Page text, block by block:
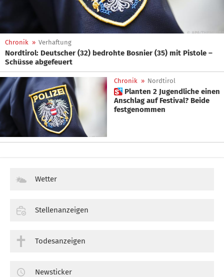
Chronik » Verhaftung
Nordtirol: Deutscher (32) bedrohte Bosnier (35) mit Pistole –
Schüsse abgefeuert
Chronik » Nordtirol
 Planten 2 Jugendliche einen
Anschlag auf Festival? Beide
festgenommen
Wetter
Stellenanzeigen
Todesanzeigen
Newsticker